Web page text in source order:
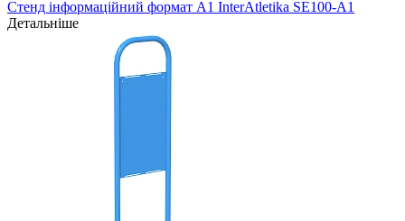
Стенд інформаційний формат A1 InterAtletika SE100-A1
Детальніше